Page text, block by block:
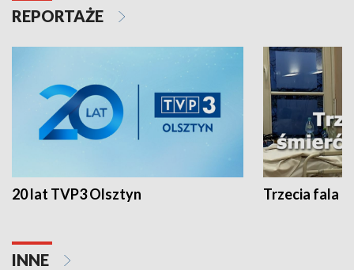
REPORTAŻE
20 lat TVP3 Olsztyn Trzecia fala -
INNE